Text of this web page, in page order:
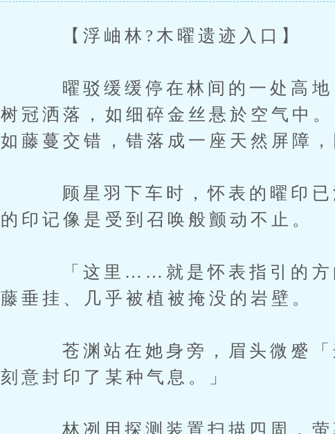
【浮岫林?木曜遗迹入口】
曜驳缓缓停在林间的一处高地
树冠洒落，如细碎金丝悬於空气中
如藤蔓交错，错落成一座天然屏障
顾星羽下车时，怀表的曜印已
的印记像是受到召唤般颤动不止。
「这里……就是怀表指引的方向
藤垂挂、几乎被植被掩没的岩壁。
苍渊站在她身旁，眉头微蹙「
刻意封印了某种气息。」
林冽用探测装置扫描四周，萤